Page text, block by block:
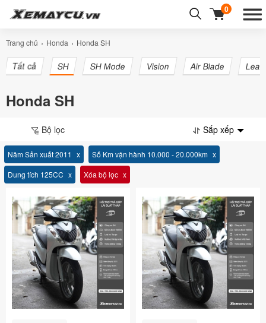
0
Trang chủ Honda Honda SH
Tất cả SH SH Mode Vision Air Blade Lead
Honda SH
Bộ lọc Sắp xếp
Năm Sản xuất 2011
Số Km vận hành 10.000 - 20.000km
Dung tích 125CC
Xóa bộ lọc